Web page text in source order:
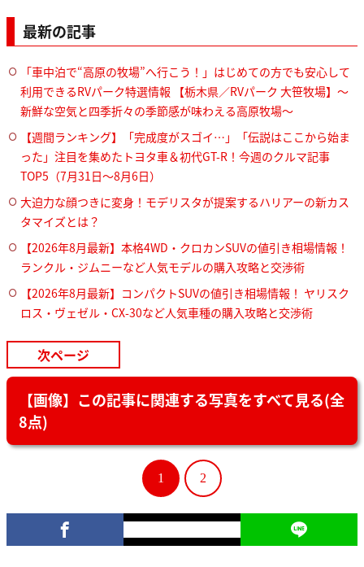
最新の記事
「車中泊で“高原の牧場”へ行こう！」はじめての方でも安心して
利用できるRVパーク特選情報 【栃木県／RVパーク 大笹牧場】～
新鮮な空気と四季折々の季節感が味わえる高原牧場～
【週間ランキング】「完成度がスゴイ…」「伝説はここから始ま
った」注目を集めたトヨタ車＆初代GT-R！今週のクルマ記事
TOP5（7月31日〜8月6日）
大迫力な顔つきに変身！モデリスタが提案するハリアーの新カス
タマイズとは？
【2026年8月最新】本格4WD・クロカンSUVの値引き相場情報！
ランクル・ジムニーなど人気モデルの購入攻略と交渉術
【2026年8月最新】コンパクトSUVの値引き相場情報！ ヤリスク
ロス・ヴェゼル・CX-30など人気車種の購入攻略と交渉術
次ページ
【画像】この記事に関連する写真をすべて見る(全
8点)
1 2